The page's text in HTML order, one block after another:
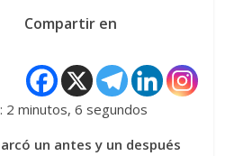
Compartir en
2 minutos, 6 segundos
un antes y un después